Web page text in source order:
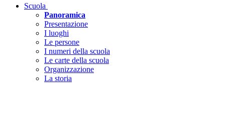
Scuola
Panoramica
Presentazione
I luoghi
Le persone
I numeri della scuola
Le carte della scuola
Organizzazione
La storia